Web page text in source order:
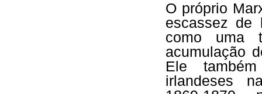
O próprio
escassez de
como uma
acumulação
Ele
irlandeses